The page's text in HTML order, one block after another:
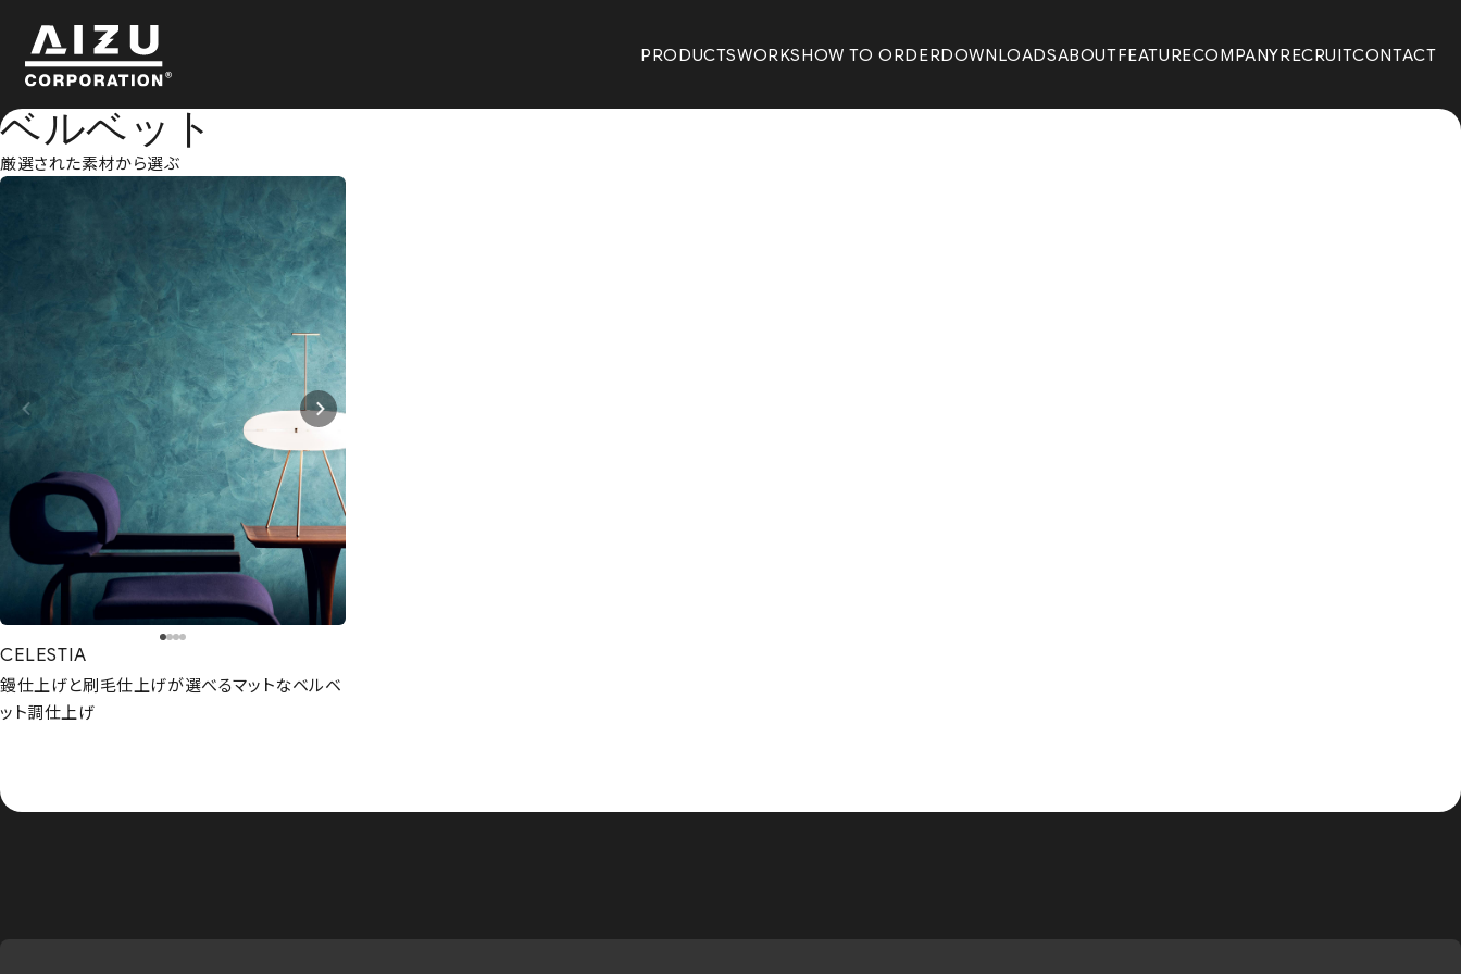
PRODUCTSWORKSHOW TO ORDERDOWNLOADSABOUTFEATURECOMPANYRECRUITCONTACT
ベルベット
厳選された素材から選ぶ
CELESTIA
鏝仕上げと刷毛仕上げが選べるマットなベルベ
ット調仕上げ